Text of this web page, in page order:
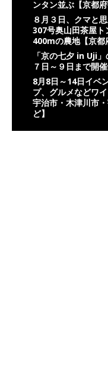
ンタン並ぶ【京都府
８月３日、クマと
307号奥山田茶屋
400mの農地【京都
「京の七夕 in Uji
７日～９日まで開
8月8日～14日イベ
プ、グルメなどワ
宇治市・木津川市
ど】